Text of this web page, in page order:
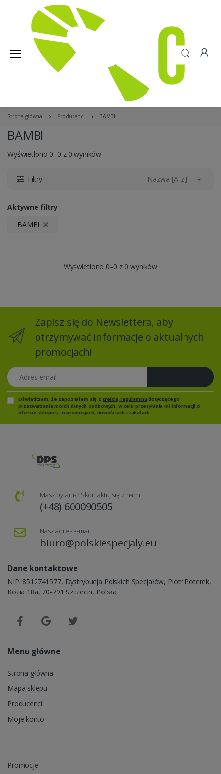
Strona główna Producenci BAMBI
BAMBI
Wyświetlono 0–0 z 0 wyników
Filtry Nazwa [A-Z]
Aktywne filtry
BAMBI
Wyświetlono 0–0 z 0 wyników
Zapisz się do Newslettera, aby
otrzymywać informacje o aktualnych
promocjach!
Adres email
Oświadczam, że zapoznałem się z treścią regulaminu dotyczącego
przetwarzania moich danych osobowych, w celu przesyłania mi informacji o
ofercie sklepu tj. o promocjach, nowościach i rabatach.
Masz pytania? Skontaktuj się z nami!
(+48) 600090505
Nasz adres e-mail
biuro@polskiespecjaly.eu
Dane kontaktowe
NIP: 8512741577, Dystrybucja Polskich Specjałów, Piotr Poterek,
Kozia 18a, 70-791 Szczecin, Polska
Menu główne
Strona główna
Mapa sklepu
Producenci
Moje konto
Promocje